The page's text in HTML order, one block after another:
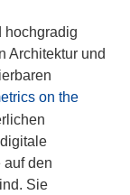
hochgradig
Architektur und
on the
auf den
Sie